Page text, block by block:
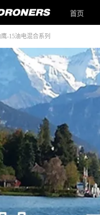
首页
-15油电混合系列